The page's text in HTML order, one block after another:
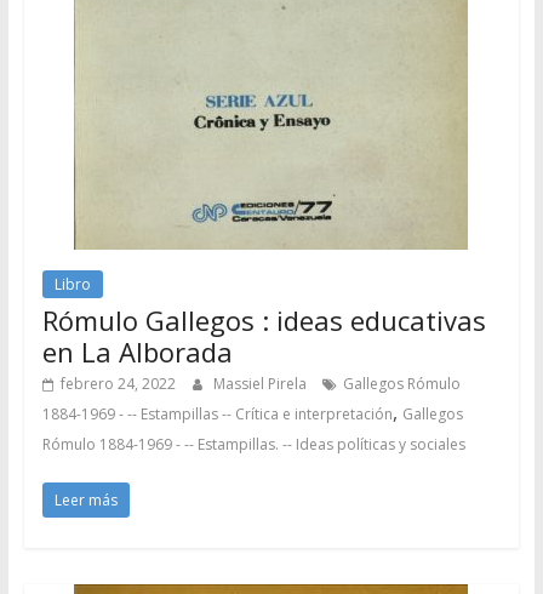
Libro
Rómulo Gallegos : ideas educativas
en La Alborada
febrero 24, 2022 Massiel Pirela
Gallegos Rómulo
1884-1969 - -- Estampillas -- Crítica e interpretación, Gallegos
Rómulo 1884-1969 - -- Estampillas. -- Ideas políticas y sociales
Leer más